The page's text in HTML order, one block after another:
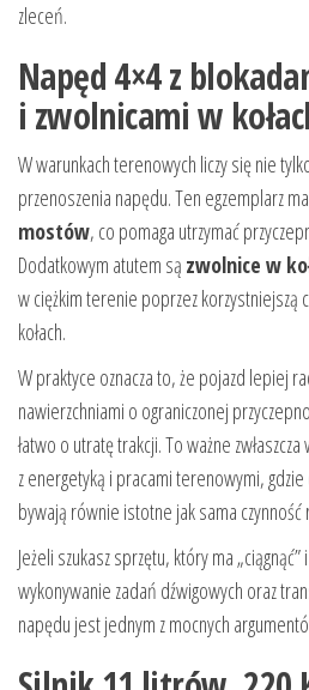
zleceń.
Napęd 4×4 z
i zwolnicami w
W warunkach terenowych liczy się nie
przenoszenia napędu. Ten egzemplarz ma
mostów, co pomaga utrzymać
Dodatkowym atutem są zwolnice w
w ciężkim terenie poprzez korzystniejszą
kołach.
W praktyce oznacza to, że pojazd lepiej
nawierzchniami o ograniczonej
łatwo o utratę trakcji. To ważne
z energetyką i pracami terenowymi,
bywają równie istotne jak sama czynność
Jeżeli szukasz sprzętu, który ma
wykonywanie zadań dźwigowych oraz
napędu jest jednym z mocnych